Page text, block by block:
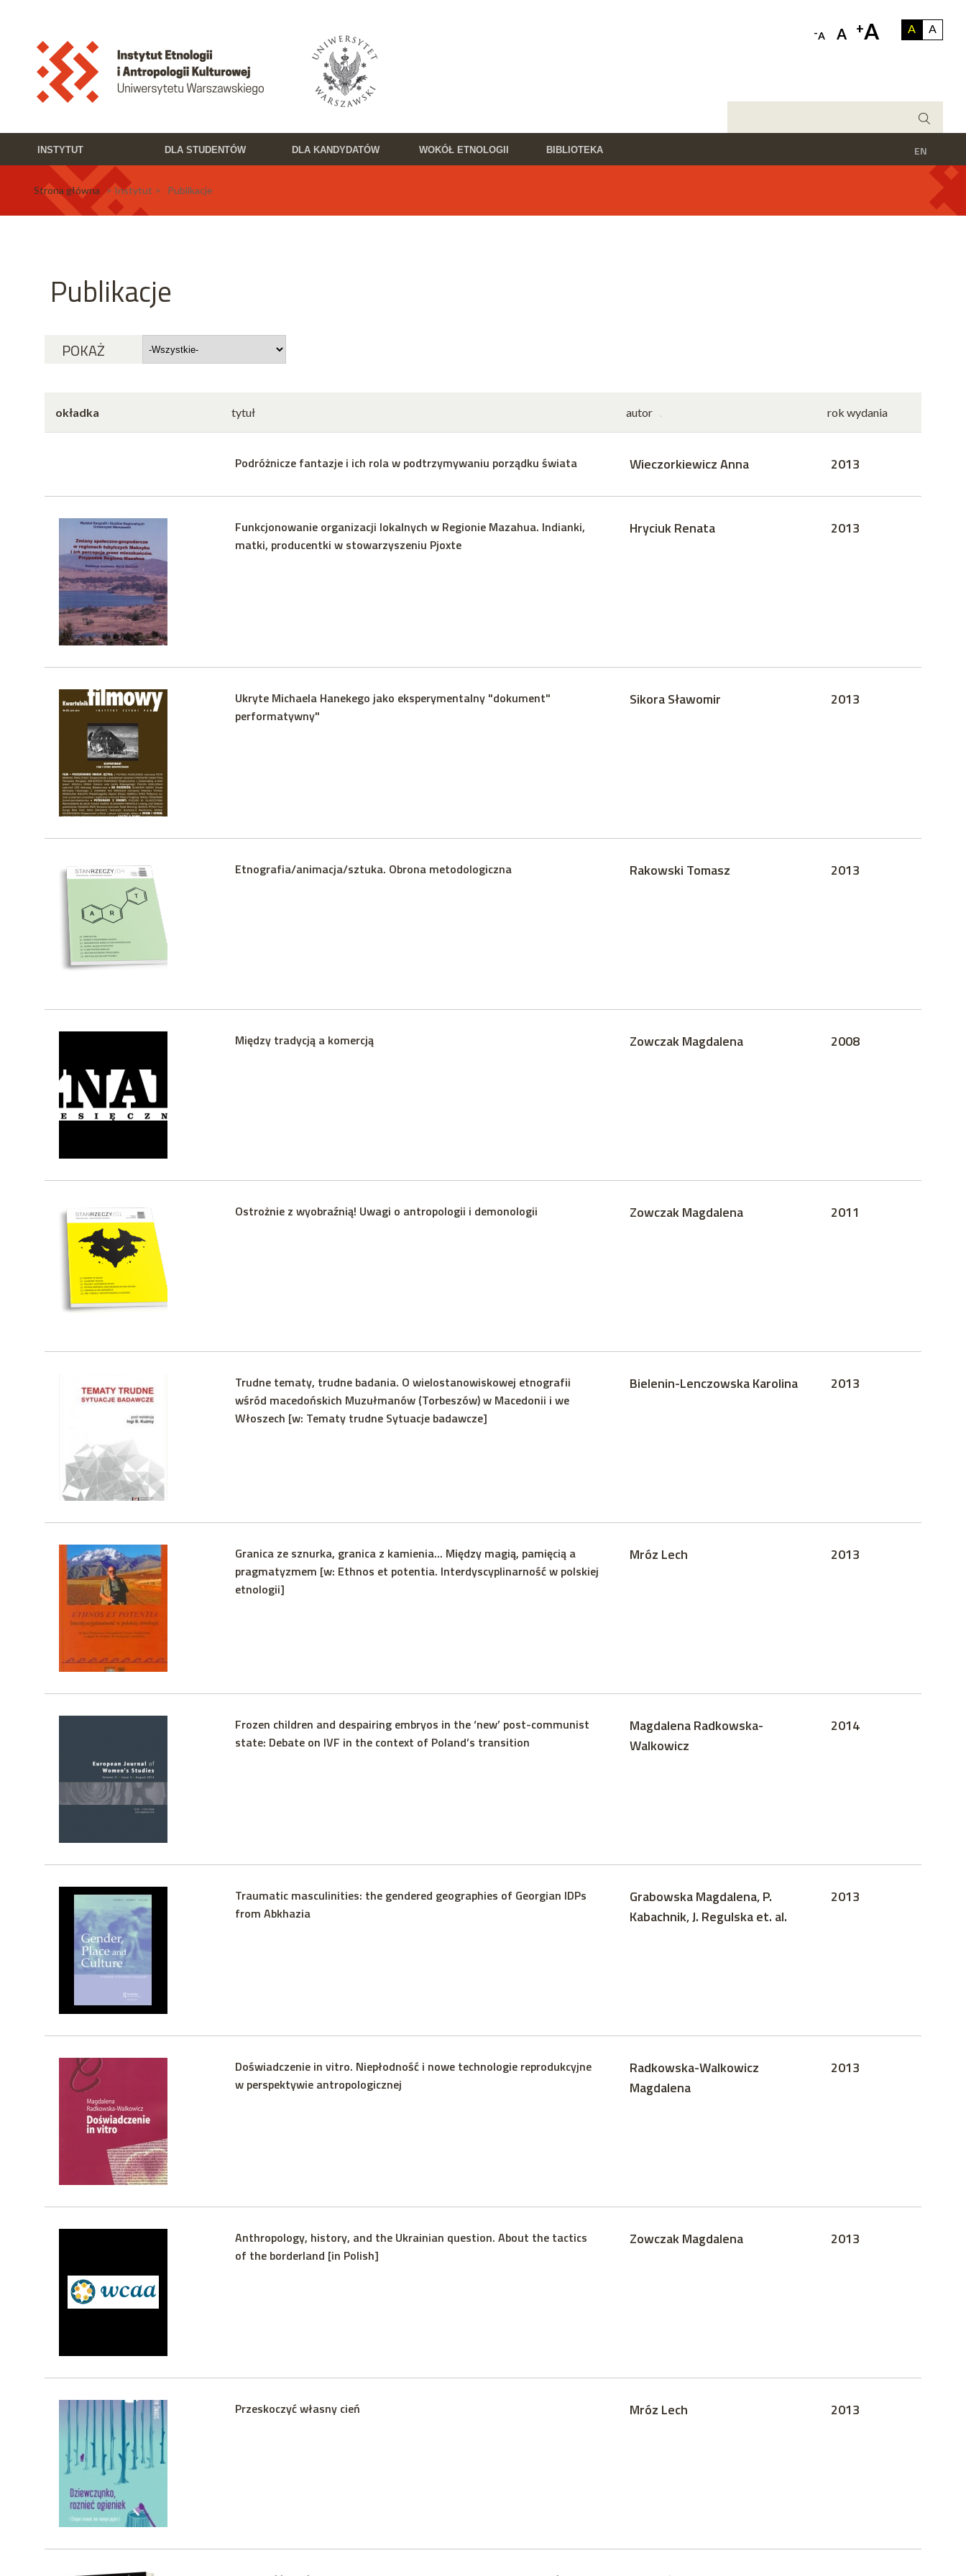
A
A
-A A +A
INSTYTUT DLA STUDENTÓW DLA KANDYDATÓW WOKÓŁ ETNOLOGII BIBLIOTEKA EN
Strona główna > Instytut > Publikacje
Publikacje
POKAŻ
okładka tytuł autor rok wydania
Podróżnicze fantazje i ich rola w podtrzymywaniu porządku świata Wieczorkiewicz Anna 2013
Funkcjonowanie organizacji lokalnych w Regionie Mazahua. Indianki,
matki, producentki w stowarzyszeniu Pjoxte
Hryciuk Renata 2013
Ukryte Michaela Hanekego jako eksperymentalny "dokument"
performatywny"
Sikora Sławomir 2013
Etnografia/animacja/sztuka. Obrona metodologiczna Rakowski Tomasz 2013
Między tradycją a komercją Zowczak Magdalena 2008
Ostrożnie z wyobraźnią! Uwagi o antropologii i demonologii Zowczak Magdalena 2011
Trudne tematy, trudne badania. O wielostanowiskowej etnografii
wśród macedońskich Muzułmanów (Torbeszów) w Macedonii i we
Włoszech [w: Tematy trudne Sytuacje badawcze]
Bielenin-Lenczowska Karolina 2013
Granica ze sznurka, granica z kamienia... Między magią, pamięcią a
pragmatyzmem [w: Ethnos et potentia. Interdyscyplinarność w polskiej
etnologii]
Mróz Lech 2013
Frozen children and despairing embryos in the ‘new’ post-communist
state: Debate on IVF in the context of Poland’s transition
Magdalena Radkowska-
Walkowicz
2014
Traumatic masculinities: the gendered geographies of Georgian IDPs
from Abkhazia
Grabowska Magdalena, P.
Kabachnik, J. Regulska et. al.
2013
Doświadczenie in vitro. Niepłodność i nowe technologie reprodukcyjne
w perspektywie antropologicznej
Radkowska-Walkowicz
Magdalena
2013
Anthropology, history, and the Ukrainian question. About the tactics
of the borderland [in Polish]
Zowczak Magdalena 2013
Przeskoczyć własny cień Mróz Lech 2013